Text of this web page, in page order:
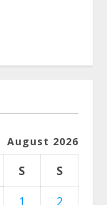
August 2026
S
S
1
2